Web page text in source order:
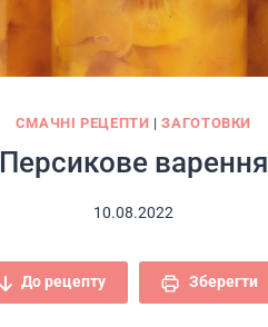
СМАЧНІ РЕЦЕПТИ |ЗАГОТОВКИ
Персикове варення
10.08.2022
До рецепту Зберегти